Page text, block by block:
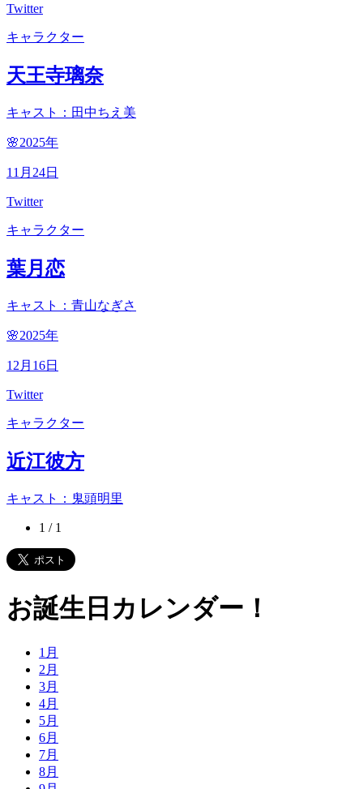
Twitter
キャラクター
天王寺璃奈
キャスト：田中ちえ美
🌸2025年
11 月 24日
Twitter
キャラクター
葉月恋
キャスト：青山なぎさ
🌸2025年
12 月 16日
Twitter
キャラクター
近江彼方
キャスト：鬼頭明里
1 / 1
お誕生日カレンダー！
1 月
2 月
3月
4月
5月
6月
7月
8月